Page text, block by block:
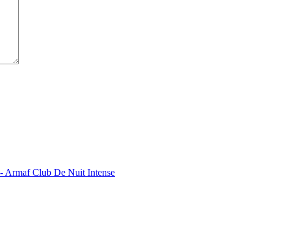
Armaf Club De Nuit Intense